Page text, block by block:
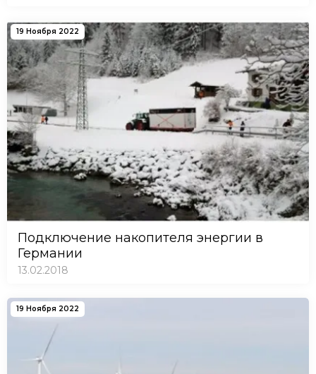
19 Ноября 2022
Подключение накопителя энергии в
Германии
13.02.2018
19 Ноября 2022